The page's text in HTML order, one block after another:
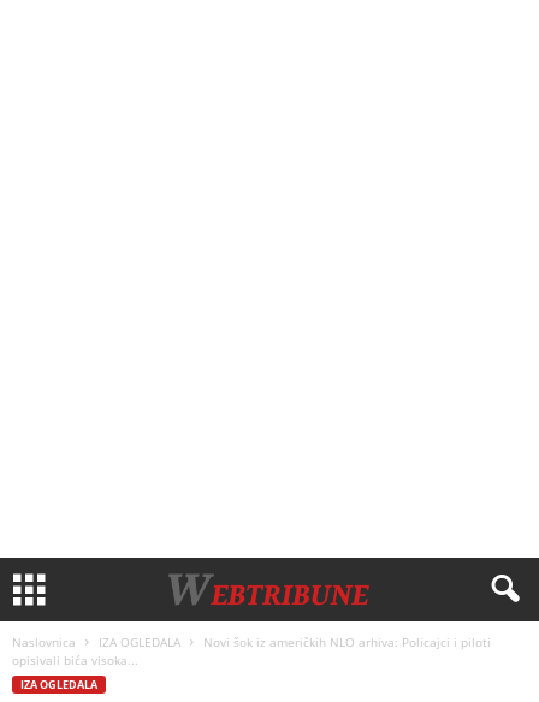
Naslovnica IZA OGLEDALA
Novi šok iz američkih NLO arhiva: Policajci i piloti
opisivali bića visoka...
IZA OGLEDALA